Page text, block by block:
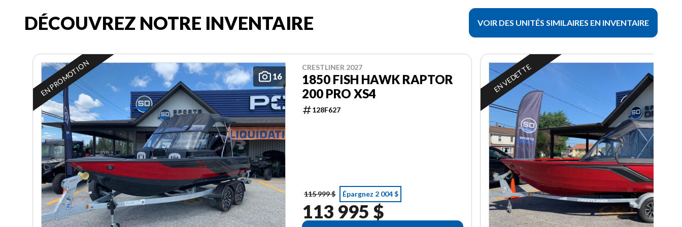
DÉCOUVREZ NOTRE INVENTAIRE VOIR DES UNITÉS SIMILAIRES EN INVENTAIRE
16
EN PROMOTION CRESTLINER 2027
1850 FISH HAWK RAPTOR
200 PRO XS4
128F627
115 999 $ Épargnez 2 004 $
113 995 $
EN VEDETTE